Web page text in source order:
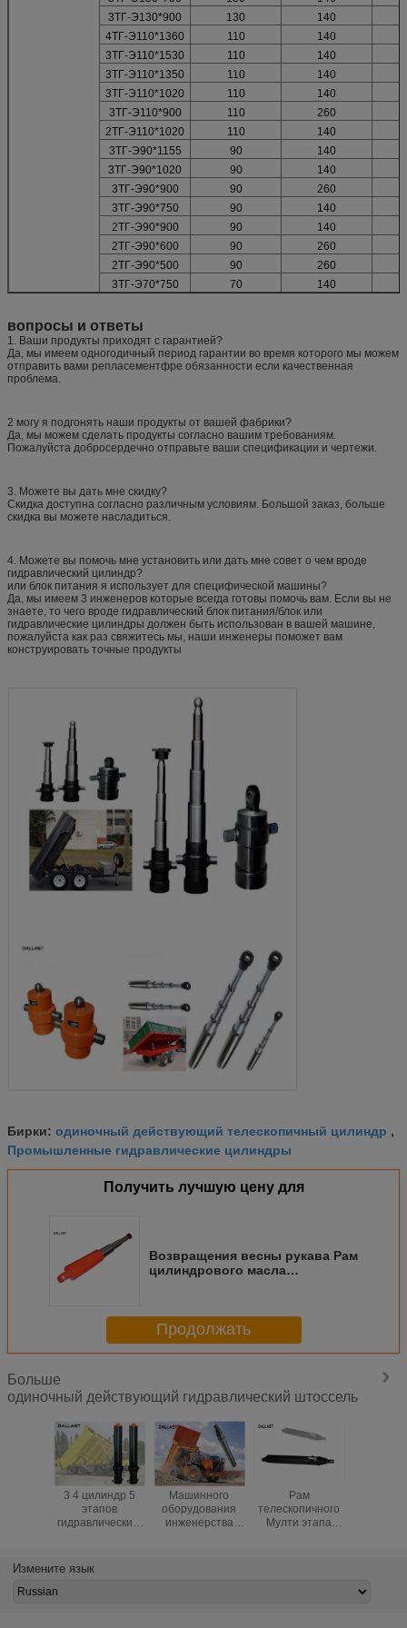
3ТГ-Э130*900
130
140
4ТГ-Э110*1360
110
140
3ТГ-Э110*1530
110
140
3ТГ-Э110*1350
110
140
3ТГ-Э110*1020
110
140
3ТГ-Э110*900
110
260
2ТГ-Э110*1020
110
140
3ТГ-Э90*1155
90
140
3ТГ-Э90*1020
90
140
3ТГ-Э90*900
90
260
3ТГ-Э90*750
90
140
2ТГ-Э90*900
90
140
2ТГ-Э90*600
90
260
2ТГ-Э90*500
90
260
3ТГ-Э70*750
70 140
вопросы и ответы
1. Ваши продукты приходят с гарантией?
Да, мы имеем одногодичный период гарантии во время которого мы можем
отправить вами репласементфре обязанности если качественная
проблема.
2 могу я подгонять наши продукты от вашей фабрики?
Да, мы можем сделать продукты согласно вашим требованиям.
Пожалуйста добросердечно отправьте ваши спецификации и чертежи.
3. Можете вы дать мне скидку?
Скидка доступна согласно различным условиям. Большой заказ, больше
скидка вы можете насладиться.
4. Можете вы помочь мне установить или дать мне совет о чем вроде
гидравлический цилиндр?
или блок питания я использует для специфической машины?
Да, мы имеем 3 инженеров которые всегда готовы помочь вам. Если вы не
знаете, то чего вроде гидравлический блок питания/блок или
гидравлические цилиндры должен быть использован в вашей машине,
пожалуйста как раз свяжитесь мы, наши инженеры поможет вам
конструировать точные продукты
Бирки: одиночный действующий телескопичный цилиндр ,
Промышленные гидравлические цилиндры
Получить лучшую цену для
Возвращения весны рукава Рам
цилиндрового масла
разгружает трейлеры
Продолжать
Больше
одиночный действующий гидравлический штоссель
3 4 цилиндр 5
этапов
гидравлический,
одиночного
Машинного
оборудования
инженерства
Рам
телескопичного
Мулти этапа
Измените язык